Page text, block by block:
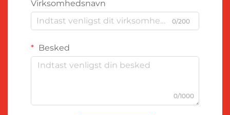
Virksomhedsnavn
0/200
Besked
0/1000